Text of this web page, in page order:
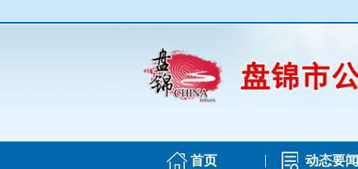
首页 动态要闻